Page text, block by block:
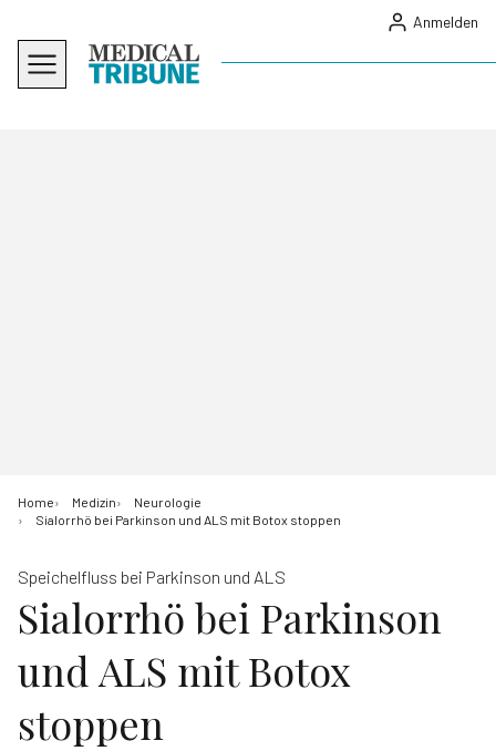
Anmelden
Home Medizin
Neurologie
Sialorrhö bei Parkinson und ALS mit Botox stoppen
Speichelfluss bei Parkinson und ALS
Sialorrhö bei Parkinson
und ALS mit Botox
stoppen